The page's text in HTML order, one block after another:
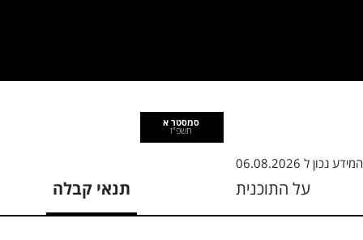
סמסטר א
תשפ"ז
המידע נכון ל 06.08.2026
על התוכנית תנאי קבלה